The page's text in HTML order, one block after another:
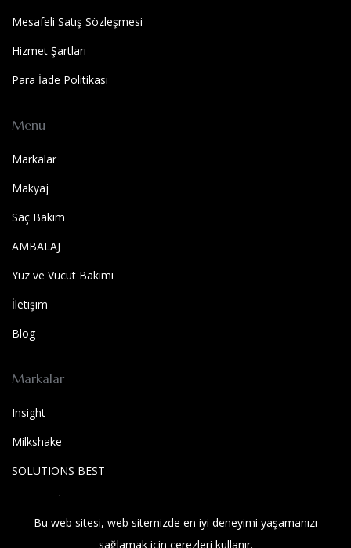
Mesafeli Satış Sözleşmesi
Hizmet Şartları
Para İade Politikası
Menu
Markalar
Makyaj
Saç Bakım
AMBALAJ
Yüz ve Vücut Bakımı
İletişim
Blog
Markalar
Insight
Milkshake
SOLUTIONS BEST
Wet Brush
SOLUTIONS BEST
Bu web sitesi, web sitemizde en iyi deneyimi yaşamanızı
sağlamak için çerezleri kullanır.